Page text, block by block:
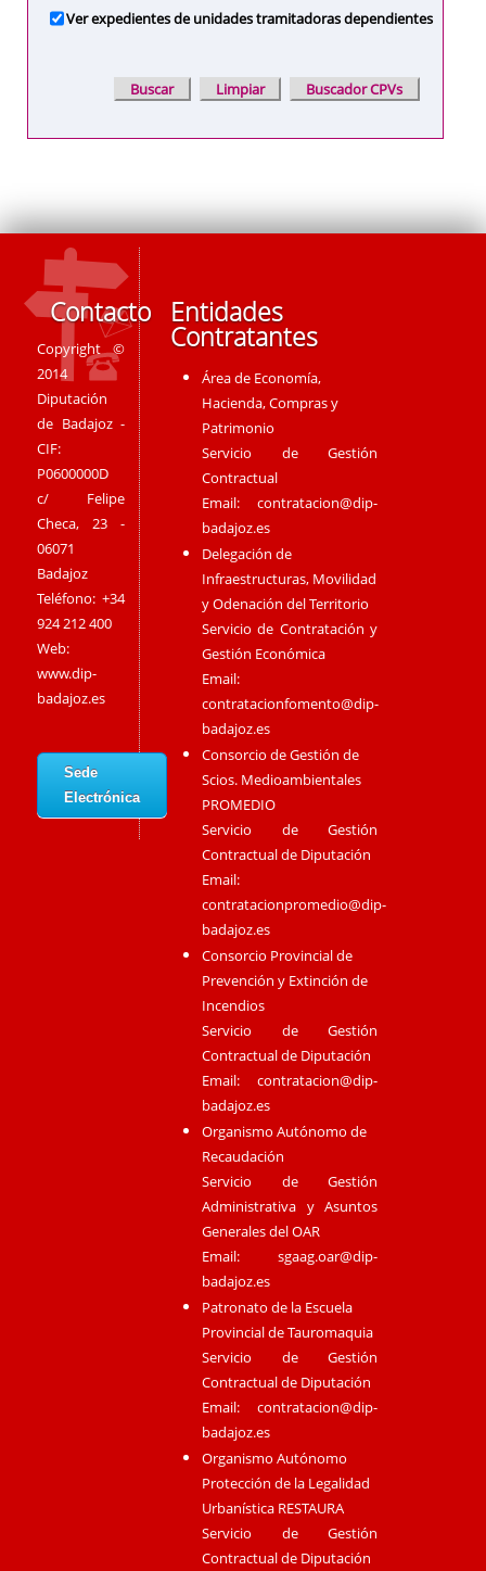
Ver expedientes de unidades tramitadoras dependientes
Contacto
Copyright ©
2014
Diputación
de Badajoz -
CIF:
P0600000D
c/ Felipe
Checa, 23 -
06071
Badajoz
Teléfono: +34
924 212 400
Web:
www.dip-
badajoz.es
Sede
Electrónica
Entidades
Contratantes
Área de Economía,
Hacienda, Compras y
Patrimonio
Servicio de Gestión
Contractual
Email:contratacion@dip-
badajoz.es
Delegación de
Infraestructuras, Movilidad
y Odenación del Territorio
Servicio de Contratación y
Gestión Económica
Email:
contratacionfomento@dip-
badajoz.es
Consorcio de Gestión de
Scios. Medioambientales
PROMEDIO
Servicio de Gestión
Contractual de Diputación
Email:
contratacionpromedio@dip-
badajoz.es
Consorcio Provincial de
Prevención y Extinción de
Incendios
Servicio de Gestión
Contractual de Diputación
Email:contratacion@dip-
badajoz.es
Organismo Autónomo de
Recaudación
Servicio de Gestión
Administrativa y Asuntos
Generales del OAR
Email:sgaag.oar@dip-
badajoz.es
Patronato de la Escuela
Provincial de Tauromaquia
Servicio de Gestión
Contractual de Diputación
Email:contratacion@dip-
badajoz.es
Organismo Autónomo
Protección de la Legalidad
Urbanística RESTAURA
Servicio de Gestión
Contractual de Diputación